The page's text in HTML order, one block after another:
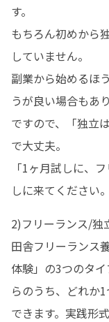
す。
もちろん初めから
していません。
副業から始めるほ
うが良い場合もあ
ですので、「独立
で大丈夫。
「1ヶ月試しに、
しに来てください。
2)フリーランス/独
田舎フリーランス
体験」の3つのタ
らのうち、どれか
できます。実践形